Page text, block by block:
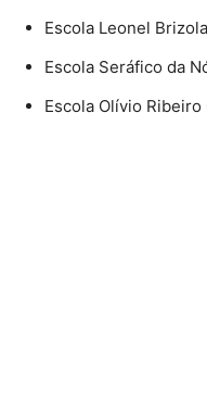
Escola Leonel
Escola Seráfico da
Escola Olívio